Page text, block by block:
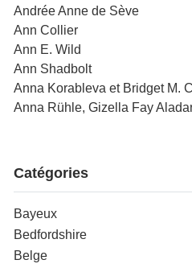
Andrée Anne de Sève
Ann Collier
Ann E. Wild
Ann Shadbolt
Anna Korableva et Bridget M.
Anna Rühle, Gizella Fay
Catégories
Bayeux
Bedfordshire
Belge